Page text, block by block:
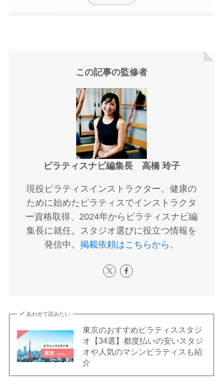
この記事の監修者
ピラティスナビ編集長 高橋 玲子
現役ピラティスインストラクター。健康の
ために始めたピラティスでインストラクタ
ー資格取得、2024年からピラティスナビ編
集長に就任。スタジオ選びに役立つ情報を
発信中。 掲載依頼はこちらから 。
あわせて読みたい
東京のおすすめピラティススタジ
オ【34選】都度払いの安いスタジ
オや人気のマシンピラティスも紹
介